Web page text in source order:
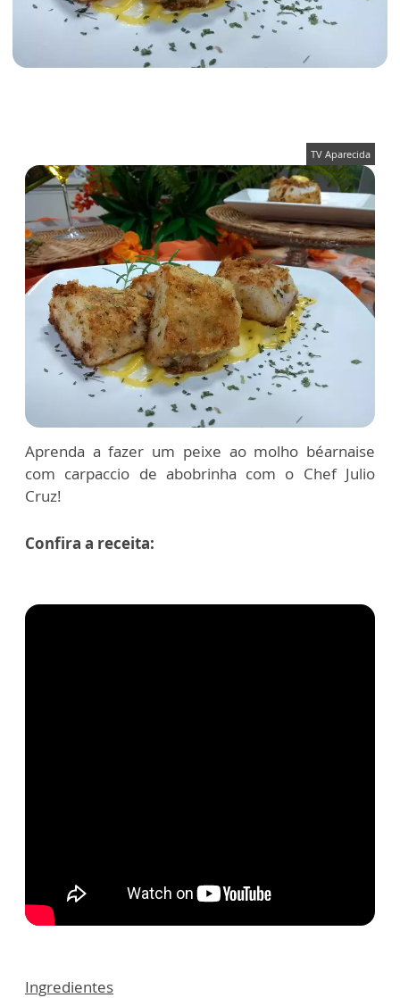
TV Aparecida
Aprenda a fazer um peixe ao molho béarnaise
com carpaccio de abobrinha com o Chef Julio
Cruz!
Confira a receita:
Ingredientes